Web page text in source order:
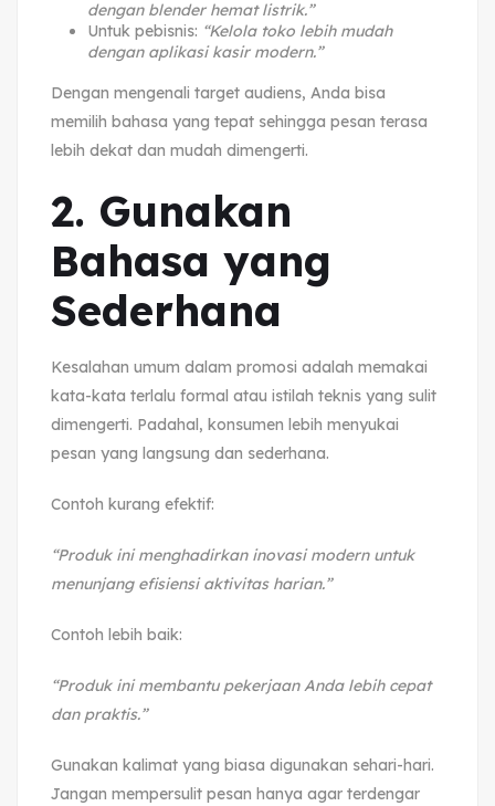
dengan blender hemat listrik.”
Untuk pebisnis: “Kelola toko lebih mudah
dengan aplikasi kasir modern.”
Dengan mengenali target audiens, Anda bisa
memilih bahasa yang tepat sehingga pesan terasa
lebih dekat dan mudah dimengerti.
2. Gunakan
Bahasa yang
Sederhana
Kesalahan umum dalam promosi adalah memakai
kata-kata terlalu formal atau istilah teknis yang sulit
dimengerti. Padahal, konsumen lebih menyukai
pesan yang langsung dan sederhana.
Contoh kurang efektif:
“Produk ini menghadirkan inovasi modern untuk
menunjang efisiensi aktivitas harian.”
Contoh lebih baik:
“Produk ini membantu pekerjaan Anda lebih cepat
dan praktis.”
Gunakan kalimat yang biasa digunakan sehari-hari.
Jangan mempersulit pesan hanya agar terdengar